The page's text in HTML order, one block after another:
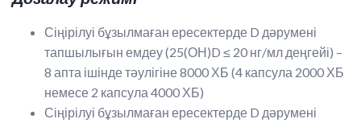
Сіңірілуі бұзылмаған ересектерде D дәрумені
тапшылығын емдеу (25(ОН)D ≤ 20 нг/мл деңгейі) –
8 апта ішінде тәулігіне 8000 ХБ (4 капсула 2000 ХБ
немесе 2 капсула 4000 ХБ)
Сіңірілуі бұзылмаған ересектерде D дәрумені